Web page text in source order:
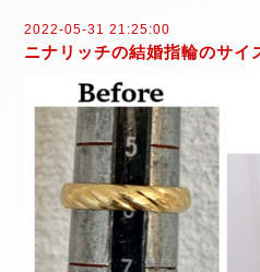
2022-05-31 21:25:00
ニナリッチの結婚指輪のサ